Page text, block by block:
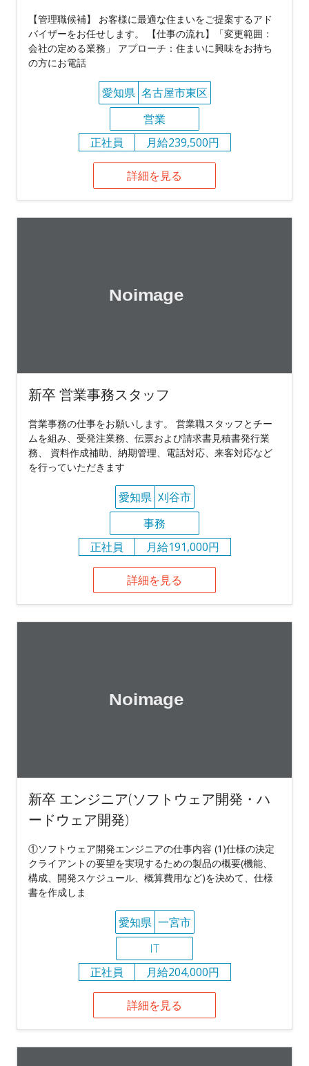
【管理職候補】 お客様に最適な住まいをご提案するアド
バイザーをお任せします。 【仕事の流れ】「変更範囲：
会社の定める業務」 アプローチ：住まいに興味をお持ち
の方にお電話
愛知県 名古屋市東区
営業
正社員
月給239,500円
詳細を見る
新卒 営業事務スタッフ
営業事務の仕事をお願いします。 営業職スタッフとチー
ムを組み、受発注業務、伝票および請求書見積書発行業
務、 資料作成補助、納期管理、電話対応、来客対応など
を行っていただきます
愛知県 刈谷市
事務
正社員
月給191,000円
詳細を見る
新卒 エンジニア(ソフトウェア開発・ハ
ードウェア開発)
①ソフトウェア開発エンジニアの仕事内容 (1)仕様の決定
クライアントの要望を実現するための製品の概要(機能、
構成、開発スケジュール、概算費用など)を決めて、仕様
書を作成しま
愛知県 一宮市
IT
正社員
月給204,000円
詳細を見る